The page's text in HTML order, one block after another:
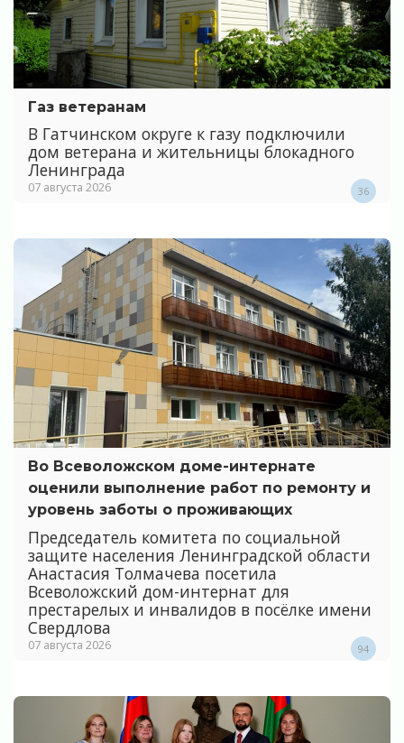
Газ ветеранам
В Гатчинском округе к газу подключили
дом ветерана и жительницы блокадного
Ленинграда
07 августа 2026 36
Во Всеволожском доме-интернате
оценили выполнение работ по ремонту и
уровень заботы о проживающих
Председатель комитета по социальной
защите населения Ленинградской области
Анастасия Толмачева посетила
Всеволожский дом-интернат для
престарелых и инвалидов в посёлке имени
Свердлова
07 августа 2026 94